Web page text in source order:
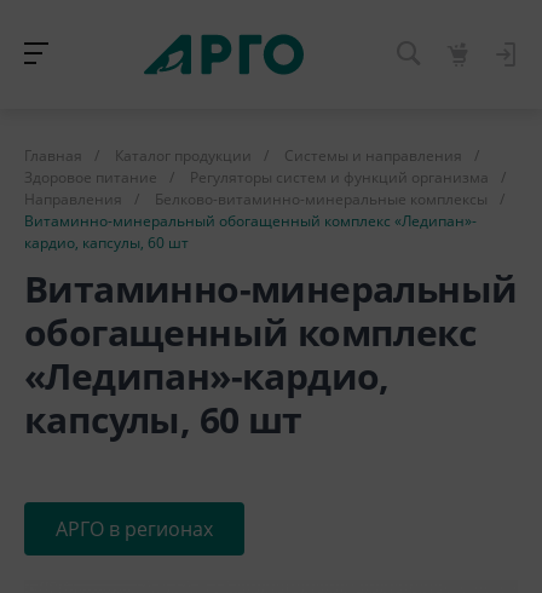
Главная / Каталог продукции / Системы и направления
/
Здоровое питание
/ Регуляторы систем и функций организма
/
Направления
/ Белково-витаминно-минеральные комплексы
/
Витаминно-минеральный обогащенный комплекс «Ледипан»-
кардио, капсулы, 60 шт
Витаминно-минеральный
обогащенный комплекс
«Ледипан»-кардио,
капсулы, 60 шт
АРГО в регионах